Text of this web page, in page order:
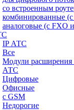
со встроенным
комбинированные
аналоговые (с FXO
IP АТС
Все
Модули расширения
АТС
Цифровые
Офисные
с GSM
Недорогие